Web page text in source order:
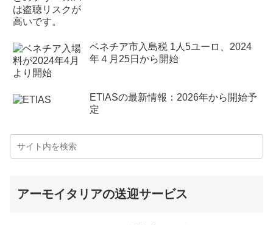
ベネチア市入島税 1人5ユーロ、2024
年４月25日から開始
ETIASの最新情報：2026年から開始予
定
アーモイタリアの送迎サービス